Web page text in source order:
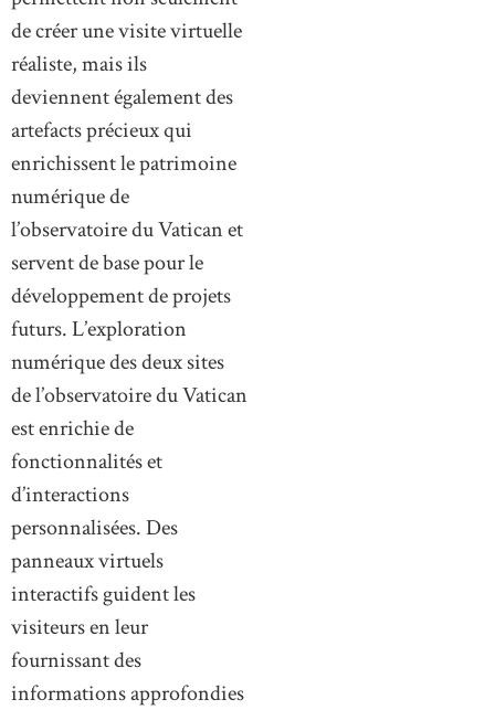
de créer une visite virtuelle
réaliste, mais ils
deviennent également des
artefacts précieux qui
enrichissent le patrimoine
numérique de
l’observatoire du Vatican et
servent de base pour le
développement de projets
futurs. L’exploration
numérique des deux sites
de l’observatoire du Vatican
est enrichie de
fonctionnalités et
d’interactions
personnalisées. Des
panneaux virtuels
interactifs guident les
visiteurs en leur
fournissant des
informations approfondies